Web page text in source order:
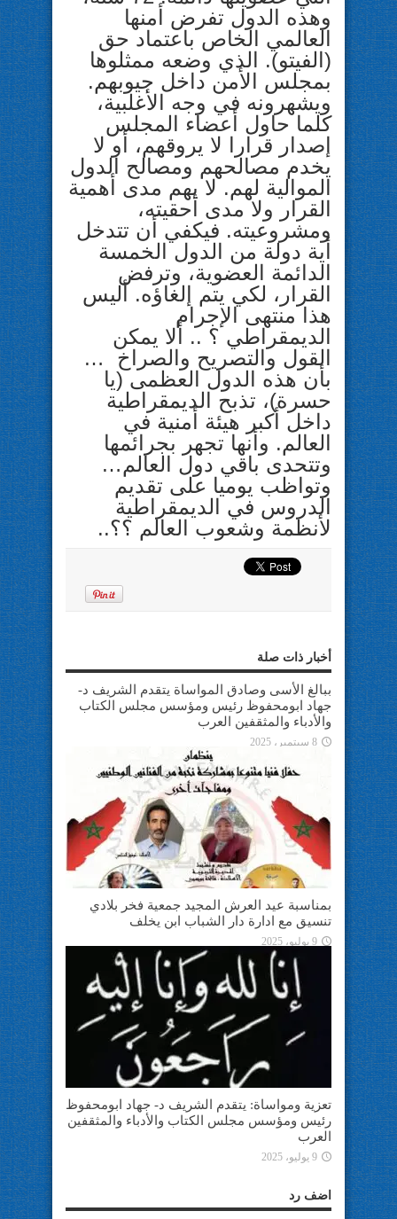
وهذه الدول تفرض أمنها
العالمي الخاص باعتماد حق
(الفيتو). الذي وضعه ممثلوها
بمجلس الأمن داخل جيوبهم.
ويشهرونه في وجه الأغلبية،
كلما حاول أعضاء المجلس
إصدار قرارا لا يروقهم، أو لا
يخدم مصالحهم ومصالح الدول
الموالية لهم. لا يهم مدى أهمية
القرار ولا مدى أحقيته،
ومشروعيته. فيكفي أن تتدخل
أية دولة من الدول الخمسة
الدائمة العضوية، وترفض
القرار، لكي يتم إلغاؤه. أليس
هذا منتهى الإجرام
الديمقراطي ؟ .. ألا يمكن
القول والتصريح والصراخ …
بأن هذه الدول العظمى (يا
حسرة)، تذبح الديمقراطية
داخل أكبر هيئة أمنية في
العالم. وأنها تجهر بجرائمها
وتتحدى باقي دول العالم…
وتواظب يوميا على تقديم
الدروس في الديمقراطية
لأنظمة وشعوب العالم ؟؟..
أخبار ذات صلة
ببالغ الأسى وصادق المواساة يتقدم الشريف د-
جهاد ابومحفوظ رئيس ومؤسس مجلس الكتاب
والأدباء والمثقفين العرب
8 سبتمبر، 2025
بمناسبة عيد العرش المجيد جمعية فخر بلادي
تنسيق مع ادارة دار الشباب ابن يخلف
9 يوليو، 2025
تعزية ومواساة: يتقدم الشريف د- جهاد ابومحفوظ
رئيس ومؤسس مجلس الكتاب والأدباء والمثقفين
العرب
9 يوليو، 2025
اضف رد